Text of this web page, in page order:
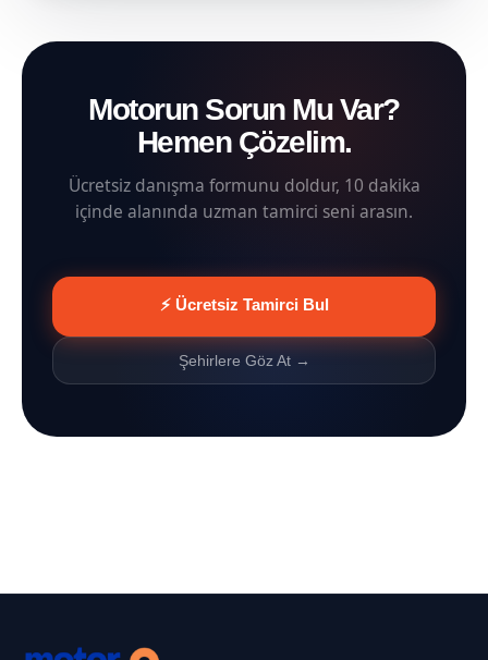
Motorun Sorun Mu Var?
Hemen Çözelim.
Ücretsiz danışma formunu doldur, 10 dakika
içinde alanında uzman tamirci seni arasın.
⚡ Ücretsiz Tamirci Bul
Şehirlere Göz At →